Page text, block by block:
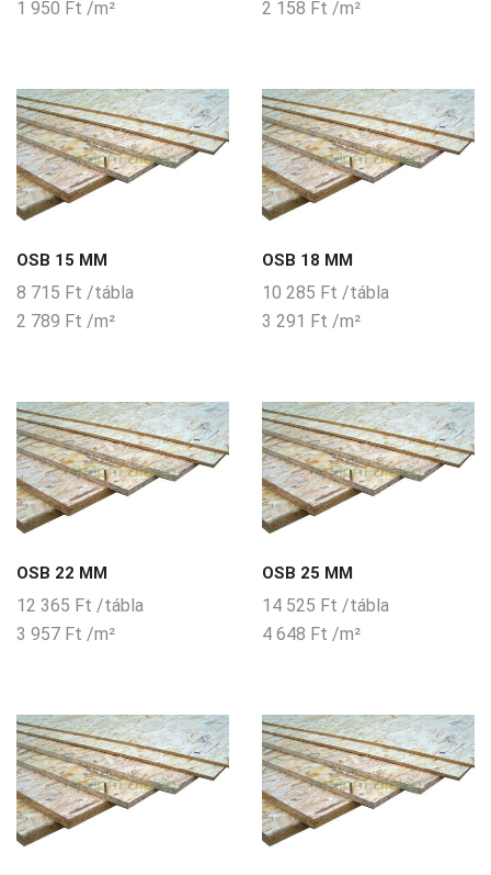
1 950 Ft /m²
2 158 Ft /m²
OSB 15 MM
8 715 Ft /tábla
2 789 Ft /m²
OSB 18 MM
10 285 Ft /tábla
3 291 Ft /m²
OSB 22 MM
12 365 Ft /tábla
3 957 Ft /m²
OSB 25 MM
14 525 Ft /tábla
4 648 Ft /m²